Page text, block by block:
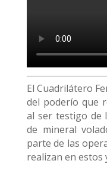
El Cuadrilátero
del poderío que
al ser testigo de
de mineral
parte de las
realizan en estos